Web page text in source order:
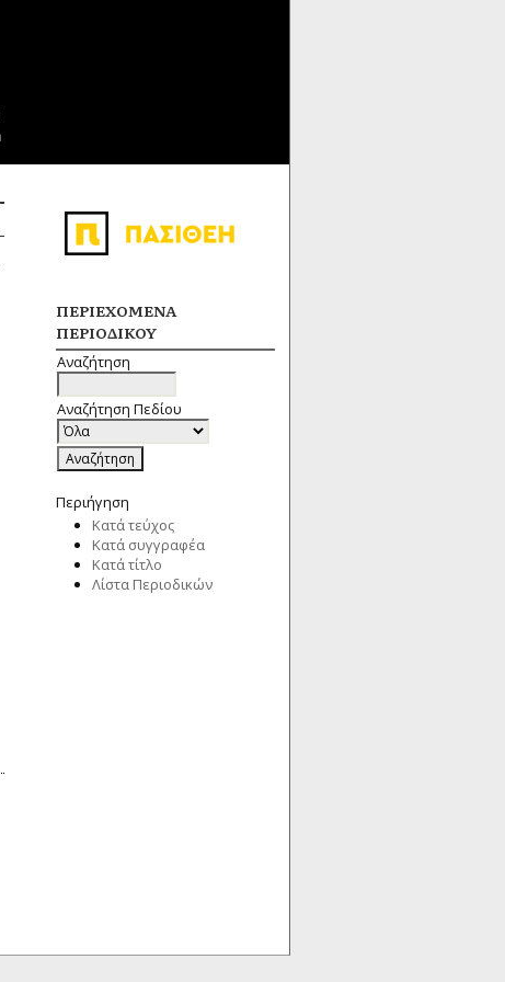
ΠΕΡΙΕΧΌΜΕΝΑ
ΠΕΡΙΟΔΙΚΟΎ
Αναζήτηση
Αναζήτηση Πεδίου
Περιήγηση
Κατά τεύχος
Κατά συγγραφέα
Κατά τίτλο
Λίστα Περιοδικών